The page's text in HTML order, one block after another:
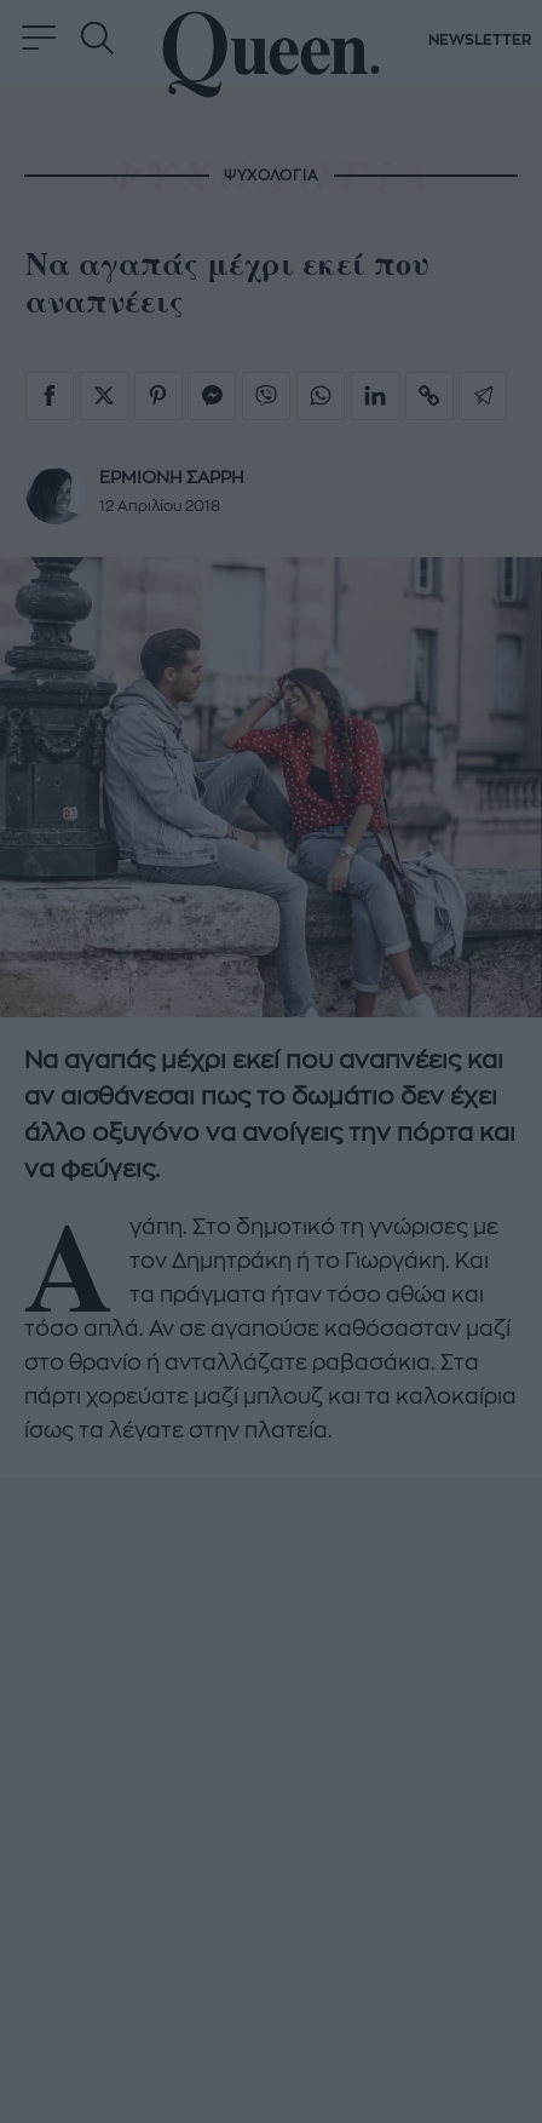
NEWSLETTER
ΨΥΧΟΛΟΓΙΑ
Να αγαπάς μέχρι εκεί που
αναπνέεις
ΕΡΜΙΟΝΗ ΣΑΡΡΗ
12 Απριλίου 2018
Να αγαπάς μέχρι εκεί που αναπνέεις και
αν αισθάνεσαι πως το δωμάτιο δεν έχει
άλλο οξυγόνο να ανοίγεις την πόρτα και
να φεύγεις.
Α
γάπη. Στο δημοτικό τη γνώρισες με
τον Δημητράκη ή το Γιωργάκη. Και
τα πράγματα ήταν τόσο αθώα και
τόσο απλά. Αν σε αγαπούσε καθόσασταν μαζί
στο θρανίο ή ανταλλάζατε ραβασάκια. Στα
πάρτι χορεύατε μαζί μπλουζ και τα καλοκαίρια
ίσως τα λέγατε στην πλατεία.